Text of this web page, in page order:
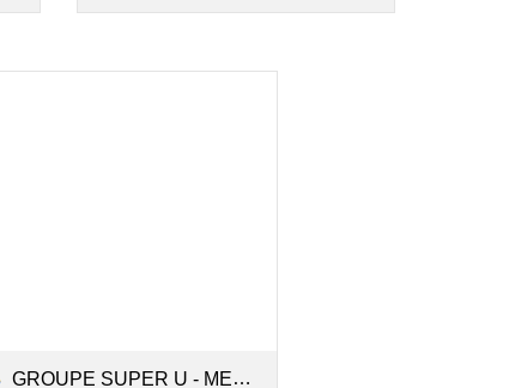
GROUPE SUPER U - MEMOIRE.pdf